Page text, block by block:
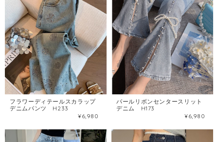
フラワーディテールスカラップ
デニムパンツ H233
¥6,980
パールリボンセンタースリット
デニム H173
¥6,980